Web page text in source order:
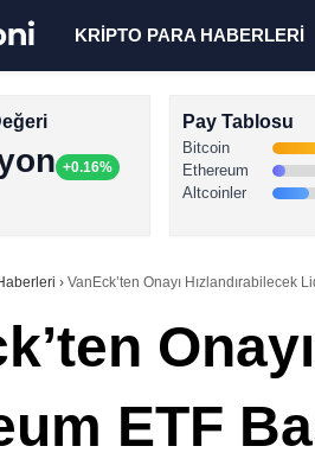
KRİPTO PARA HABERLERİ
+0.16%
Pay Tablosu
Bitcoin
Ethereum
Altcoinler
› VanEck’ten Onayı Hızlandırabilecek
ETF